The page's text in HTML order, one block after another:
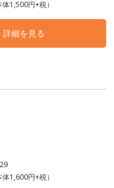
1,500円+税）
詳細を見る
1,600円+税）